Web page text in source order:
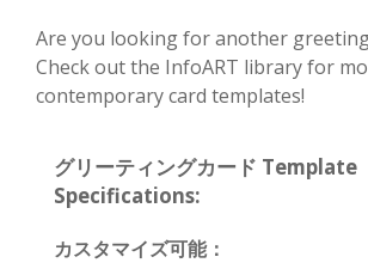
Are you looking for another
Check out the InfoART library for
contemporary card templates!
グリーティングカード Template
Specifications:
カスタマイズ可能：